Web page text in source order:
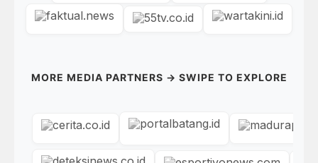
MORE MEDIA PARTNERS → SWIPE TO EXPLORE